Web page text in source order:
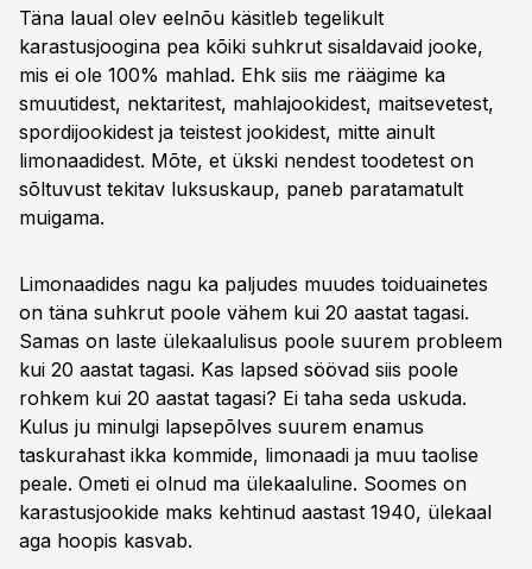
Täna laual olev eelnõu käsitleb tegelikult
karastusjoogina pea kõiki suhkrut sisaldavaid jooke,
mis ei ole 100% mahlad. Ehk siis me räägime ka
smuutidest, nektaritest, mahlajookidest, maitsevetest,
spordijookidest ja teistest jookidest, mitte ainult
limonaadidest. Mõte, et ükski nendest toodetest on
sõltuvust tekitav luksuskaup, paneb paratamatult
muigama.
Limonaadides nagu ka paljudes muudes toiduainetes
on täna suhkrut poole vähem kui 20 aastat tagasi.
Samas on laste ülekaalulisus poole suurem probleem
kui 20 aastat tagasi. Kas lapsed söövad siis poole
rohkem kui 20 aastat tagasi? Ei taha seda uskuda.
Kulus ju minulgi lapsepõlves suurem enamus
taskurahast ikka kommide, limonaadi ja muu taolise
peale. Ometi ei olnud ma ülekaaluline. Soomes on
karastusjookide maks kehtinud aastast 1940, ülekaal
aga hoopis kasvab.